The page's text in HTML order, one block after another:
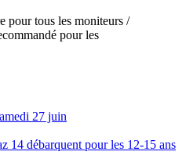
pour tous les moniteurs /
pour les
27 juin
14 débarquent pour les 12-15 ans